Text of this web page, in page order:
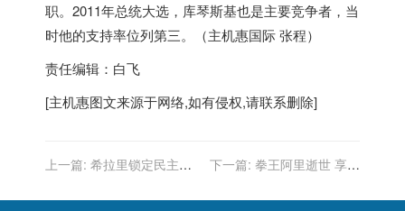
职。2011年总统大选，库琴斯基也是主要竞争者，当
时他的支持率位列第三。（主机惠国际 张程）
责任编辑：白飞
[主机惠图文来源于网络,如有侵权,请联系删除]
上一篇: 希拉里锁定民主党
普
下一篇: 拳王阿里逝世 享年